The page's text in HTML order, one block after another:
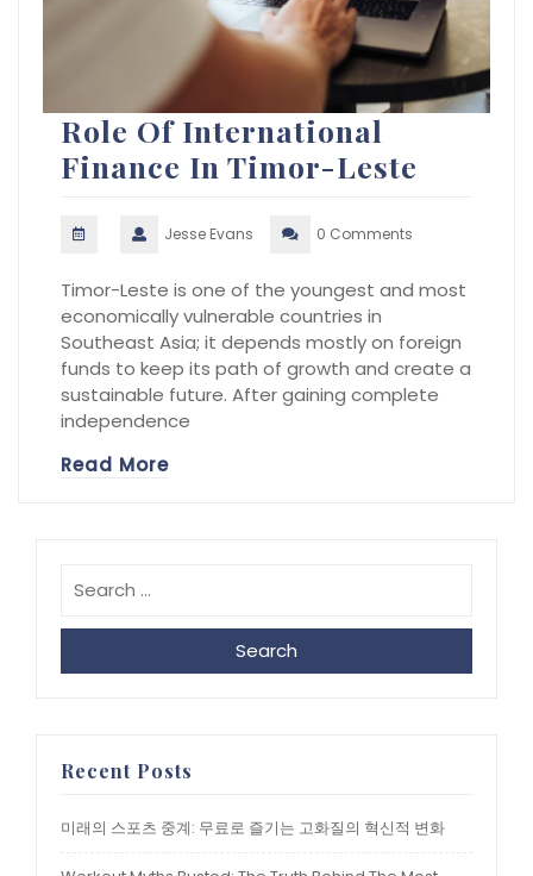
Role Of International
Finance In Timor-Leste
Jesse Evans 0 Comments
Timor-Leste is one of the youngest and most
economically vulnerable countries in
Southeast Asia; it depends mostly on foreign
funds to keep its path of growth and create a
sustainable future. After gaining complete
independence
Read More
Search
Recent Posts
미래의 스포츠 중계: 무료로 즐기는 고화질의 혁신적 변화